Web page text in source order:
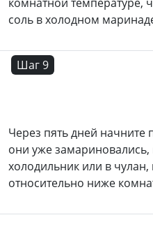
соль в холодном
Шаг 9
Через пять дней
они уже замариновались,
холодильник или в чулан,
относительно ниже